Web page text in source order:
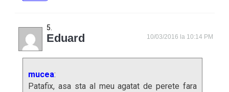
Eduard 10/03/2016 la 10:14 PM
mucea:
Patafix, asa sta al meu agatat de perete fara